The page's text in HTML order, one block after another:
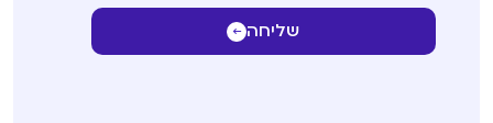
שליחה